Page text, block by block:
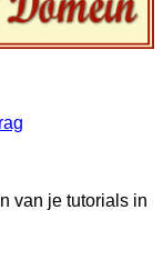
van je tutorials in